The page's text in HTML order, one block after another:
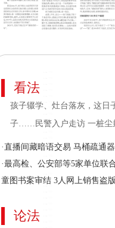
看法
孩子辍学、灶台落灰，这日
子……民警入户走访 一桩尘
·直播间藏暗语交易 马桶疏通
·最高检、公安部等5家单位联
童图书案审结 3人网上销售盗
论法